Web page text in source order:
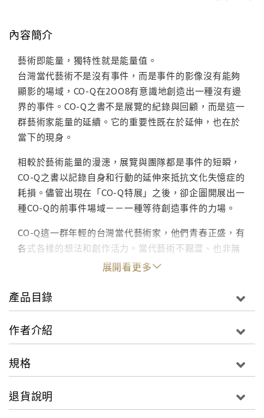
內容簡介
藝術即能量，獨特性就是能量值。
台灣當代藝術不是沒有事件，而是事件的影像沒有能夠
顯影的場域，CO-Q在2OO8有意識地創造出一種沒有邊
界的事件。CO-Q之書不是展覽的紀錄與回顧，而是這一
群藝術家能量的延續。它的重要性既在於延伸，也在於
當下的現身。
相較於藝術能量的漫漶，展覽與團隊都是事件的短瞬，
CO-Q之書以記錄自身和行動的延伸來抵抗文化失憶症的
耗損。儘管出現在「CO-Q特展」之後，卻企圖開展出一
種CO-Q的前事件場域－－一種等待創造事件的力場。
CO-Q這一群年輕的台灣當代藝術家，他們青春正盛，有
各式各樣的想法和創作活力。當代藝術不艱澀、也非無
病呻吟，CO-Q的活潑揮灑和天馬行空，正見證著好玩又
CO-Q等待的不只是藝術家、專家或收藏家，還有所謂
上藝廊」一套，共同和CO-Q一同參與、一同創作！
展開看更多
產品目錄
作者介紹
規格
退貨說明